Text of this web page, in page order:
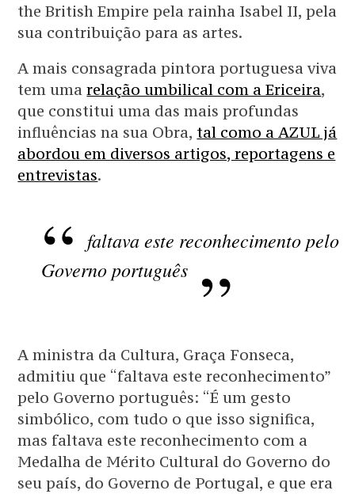
the British Empire pela rainha Isabel II, pela
sua contribuição para as artes.
A mais consagrada pintora portuguesa viva
tem umarelação umbilical com a Ericeira,
que constitui uma das mais profundas
influências na sua Obra, tal como a AZUL já
abordou em diversos artigos, reportagens e
entrevistas.
faltava este reconhecimento pelo
Governo português
A ministra da Cultura, Graça Fonseca,
admitiu que “faltava este reconhecimento”
pelo Governo português: “É um gesto
simbólico, com tudo o que isso significa,
mas faltava este reconhecimento com a
Medalha de Mérito Cultural do Governo do
seu país, do Governo de Portugal, e que era